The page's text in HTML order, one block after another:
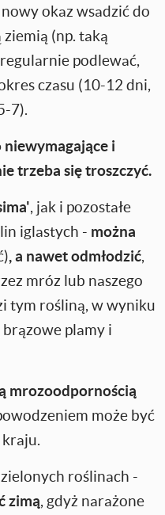
okaz wsadzić do
(np. taką
podlewać,
czasu (10-12 dni,
7).
i
trzeba się troszczyć.
, jak i pozostałe
iglastych - można
, a nawet odmłodzić,
mróz lub naszego
tym rośliną, w wyniku
plamy i
mrozoodpornością
może być
kraju.
roślinach -
zimą, gdyż narażone